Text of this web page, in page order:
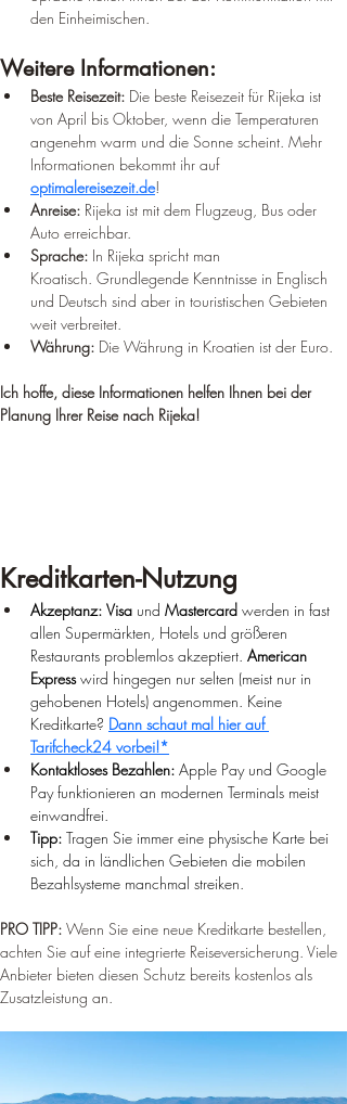
den Einheimischen.
Weitere Informationen:
Beste Reisezeit: Die beste Reisezeit für Rijeka ist
von April bis Oktober, wenn die Temperaturen
angenehm warm und die Sonne scheint. Mehr
Informationen bekommt ihr auf
optimalereisezeit.de!
Anreise: Rijeka ist mit dem Flugzeug, Bus oder
Auto erreichbar.
Sprache: In Rijeka spricht man
Kroatisch. Grundlegende Kenntnisse in Englisch
und Deutsch sind aber in touristischen Gebieten
weit verbreitet.
Währung: Die Währung in Kroatien ist der Euro.
Ich hoffe, diese Informationen helfen Ihnen bei der
Planung Ihrer Reise nach Rijeka!
Kreditkarten-Nutzung
Akzeptanz: Visa und Mastercard werden in fast
allen Supermärkten, Hotels und größeren
Restaurants problemlos akzeptiert. American
Express wird hingegen nur selten (meist nur in
gehobenen Hotels) angenommen. Keine
Kreditkarte? Dann schaut mal hier auf
Tarifcheck24 vorbei!*
Kontaktloses Bezahlen: Apple Pay und Google
Pay funktionieren an modernen Terminals meist
einwandfrei.
Tipp: Tragen Sie immer eine physische Karte bei
sich, da in ländlichen Gebieten die mobilen
Bezahlsysteme manchmal streiken.
PRO TIPP: Wenn Sie eine neue Kreditkarte bestellen,
achten Sie auf eine integrierte Reiseversicherung. Viele
Anbieter bieten diesen Schutz bereits kostenlos als
Zusatzleistung an.